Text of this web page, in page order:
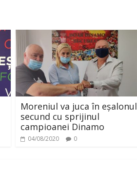
Moreniul va juca în eșalonul
secund cu sprijinul
campioanei Dinamo
04/08/2020 0